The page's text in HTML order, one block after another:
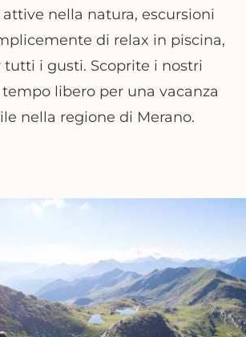
nella natura, escursioni
di relax in piscina,
tutti i gusti. Scoprite i nostri
libero per una vacanza
nella regione di Merano.